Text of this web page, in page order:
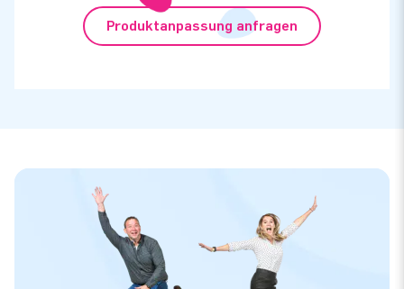
Produktanpassung anfragen